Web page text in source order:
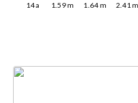
14a 1.59m 1.64m 2.41m